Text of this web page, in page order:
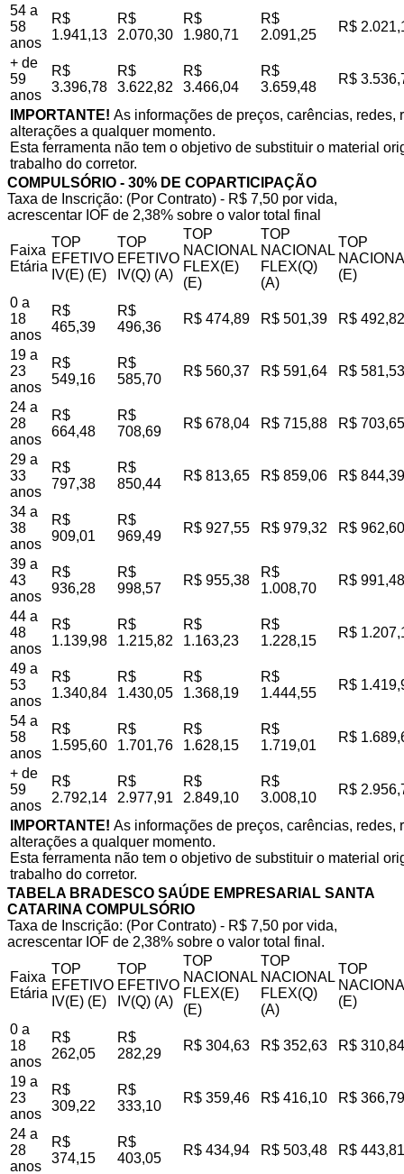
54 a
58
anos
R$
1.941,13
R$
2.070,30
R$
1.980,71
R$
2.091,25
R$
+ de
59
anos
R$
3.396,78
R$
3.622,82
R$
3.466,04
R$
3.659,48
R$
IMPORTANTE! As informações de preços, carências,
alterações a qualquer momento.
Esta ferramenta não tem o objetivo de substituir o material
trabalho do corretor.
COMPULSÓRIO - 30% DE COPARTICIPAÇÃO
Taxa de Inscrição: (Por Contrato) - R$ 7,50 por vida,
acrescentar IOF de 2,38% sobre o valor total final
Faixa
Etária
TOP
EFETIVO
IV(E) (E)
TOP
EFETIVO
IV(Q) (A)
TOP
NACIONAL
FLEX(E)
(E)
TOP
NACIONAL
FLEX(Q)
(A)
TOP
(E)
0 a
18
anos
R$
465,39
R$
496,36
R$ 474,89 R$ 501,39 R$ 492,82
19 a
23
anos
R$
549,16
R$
585,70
R$ 560,37 R$ 591,64 R$ 581,53
24 a
28
anos
R$
664,48
R$
708,69
R$ 678,04 R$ 715,88 R$ 703,65
29 a
33
anos
R$
797,38
R$
850,44
R$ 813,65 R$ 859,06 R$ 844,39
34 a
38
anos
R$
909,01
R$
969,49
R$ 927,55 R$ 979,32 R$ 962,60
39 a
43
anos
R$
936,28
R$
998,57
R$ 955,38
R$
1.008,70
R$ 991,48
44 a
48
anos
R$
1.139,98
R$
1.215,82
R$
1.163,23
R$
1.228,15
R$
49 a
53
anos
R$
1.340,84
R$
1.430,05
R$
1.368,19
R$
1.444,55
R$
54 a
58
anos
R$
1.595,60
R$
1.701,76
R$
1.628,15
R$
1.719,01
R$
+ de
59
anos
R$
2.792,14
R$
2.977,91
R$
2.849,10
R$
3.008,10
R$
IMPORTANTE! As informações de preços, carências,
alterações a qualquer momento.
Esta ferramenta não tem o objetivo de substituir o material
trabalho do corretor.
TABELA BRADESCO SAÚDE EMPRESARIAL SANTA
CATARINA COMPULSÓRIO
Taxa de Inscrição: (Por Contrato) - R$ 7,50 por vida,
acrescentar IOF de 2,38% sobre o valor total final.
Faixa
Etária
TOP
EFETIVO
IV(E) (E)
TOP
EFETIVO
IV(Q) (A)
TOP
NACIONAL
FLEX(E)
(E)
TOP
NACIONAL
FLEX(Q)
(A)
TOP
(E)
0 a
18
anos
R$
262,05
R$
282,29
R$ 304,63 R$ 352,63 R$ 310,84
19 a
23
anos
R$
309,22
R$
333,10
R$ 359,46 R$ 416,10 R$ 366,79
24 a
28
anos
R$
374,15
R$
403,05
R$ 434,94 R$ 503,48 R$ 443,81